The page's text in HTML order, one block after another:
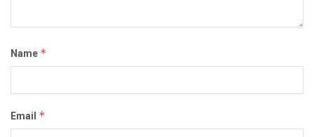
Name *
Email *